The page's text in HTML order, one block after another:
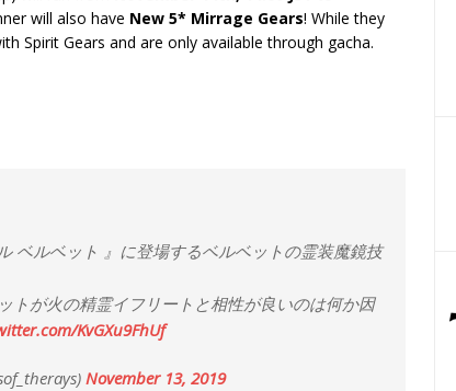
will also have New 5* Mirrage Gears! While they
Spirit Gears and are only available through gacha.
ベルベット 』に登場するベルベットの霊装魔鏡技
トが火の精霊イフリートと相性が良いのは何か因
KvGXu9FhUf
November 13, 2019